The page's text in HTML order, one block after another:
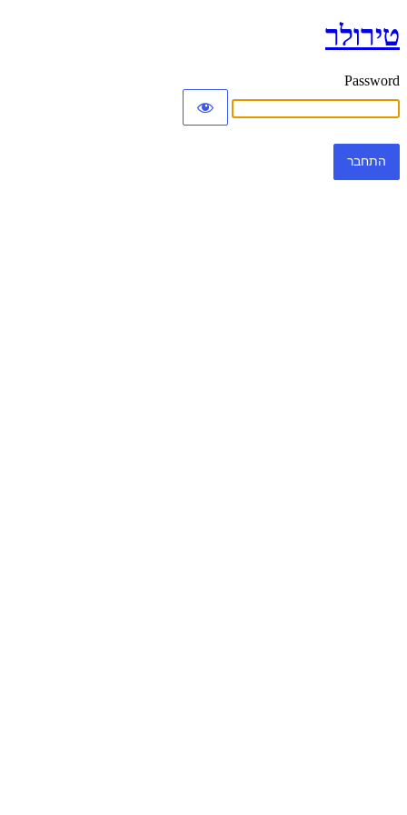
טירולר
Password